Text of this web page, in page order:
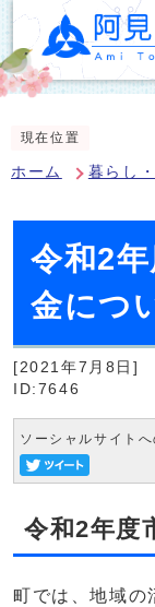
現在位置
ホーム 暮らし
令和2
金につ
[2021年7月8日]
ID:7646
ソーシャルサイト
令和2年度
町では、地域の